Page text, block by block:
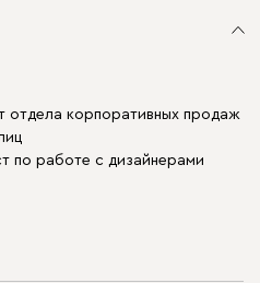
отдела корпоративных продаж
по работе с дизайнерами